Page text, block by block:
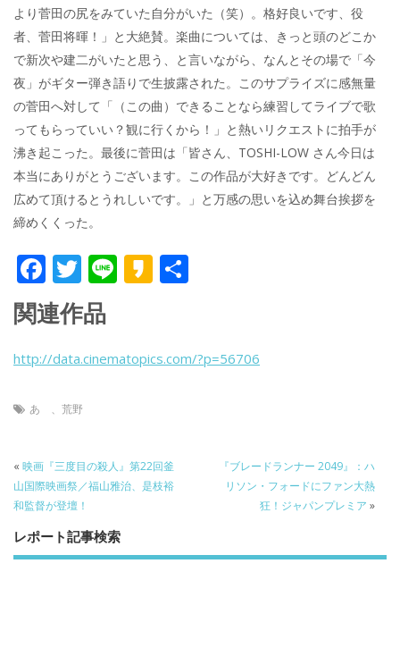
より菅田の尻をみていた自分がいた（笑）。格好良いです、役
者、菅田将暉！」と大絶賛。楽曲については、きっと頭のどこか
で新次や建二がいたと思う、と言いながら、なんとその場で「今
夜」がギター弾き語りで生披露された。このサプライズに感無量
の菅田へ対して「（この曲）できることなら練習してライブで歌
ってもらっていい？観に行くから！」と熱いリクエストに拍手が
沸き起こった。最後に菅田は「皆さん、TOSHI-LOW さん今日は
本当にありがとうございます。この作品が大好きです。どんどん
広めて頂けるとうれしいです。」と万感の思いを込め舞台挨拶を
締めくくった。
F
ac
e
b
o
T
w
itt
er
Li K
a
関連作品
http://data.cinematopics.com/?p=56706
あゝ、荒野
« 映画『三度目の殺人』第22回釜
山国際映画祭／福山雅治、是枝裕
和監督が登壇！
『ブレードランナー 2049』：ハ
リソン・フォードにファン大熱
狂！ジャパンプレミア »
レポート記事検索